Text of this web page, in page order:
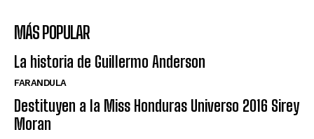
MÁS POPULAR
La historia de Guillermo Anderson
FARANDULA
Destituyen a la Miss Honduras Universo 2016 Sirey
Moran